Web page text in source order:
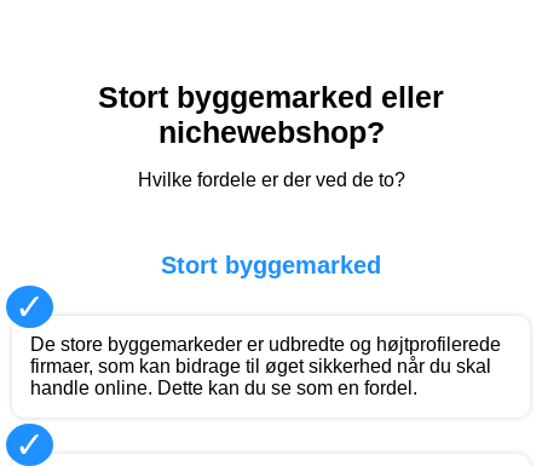
Stort byggemarked eller
nichewebshop?
Hvilke fordele er der ved de to?
Stort byggemarked
✓
De store byggemarkeder er udbredte og højtprofilerede
firmaer, som kan bidrage til øget sikkerhed når du skal
handle online. Dette kan du se som en fordel.
✓